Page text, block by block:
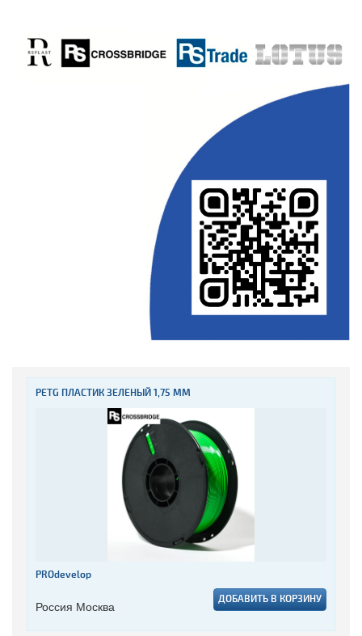
PETG ПЛАСТИК ЗЕЛЕНЫЙ 1,75 ММ
PROdevelop
Россия Москва ДОБАВИТЬ В КОРЗИНУ